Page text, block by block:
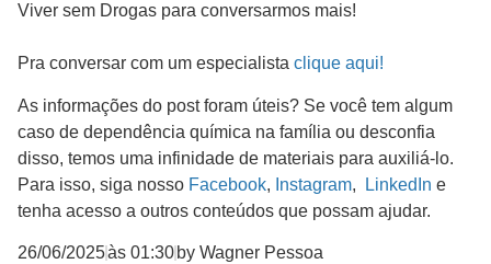
Viver sem Drogas para conversarmos mais!
Pra conversar com um especialista clique aqui!
As informações do post foram úteis? Se você tem algum
caso de dependência química na família ou desconfia
disso, temos uma infinidade de materiais para auxiliá-lo.
Para isso, siga nosso Facebook, Instagram, LinkedIn e
tenha acesso a outros conteúdos que possam ajudar.
26/06/2025às 01:30 by Wagner Pessoa